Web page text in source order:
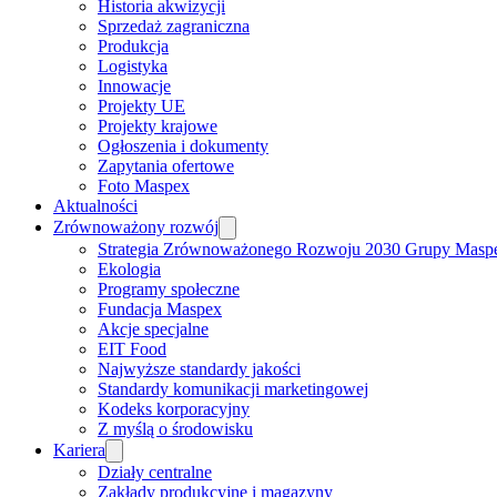
Historia akwizycji
Sprzedaż zagraniczna
Produkcja
Logistyka
Innowacje
Projekty UE
Projekty krajowe
Ogłoszenia i dokumenty
Zapytania ofertowe
Foto Maspex
Aktualności
Zrównoważony rozwój
Strategia Zrównoważonego Rozwoju 2030 Grupy
Ekologia
Programy społeczne
Fundacja Maspex
Akcje specjalne
EIT Food
Najwyższe standardy jakości
Standardy komunikacji marketingowej
Kodeks korporacyjny
Z myślą o środowisku
Kariera
Działy centralne
Zakłady produkcyjne i magazyny